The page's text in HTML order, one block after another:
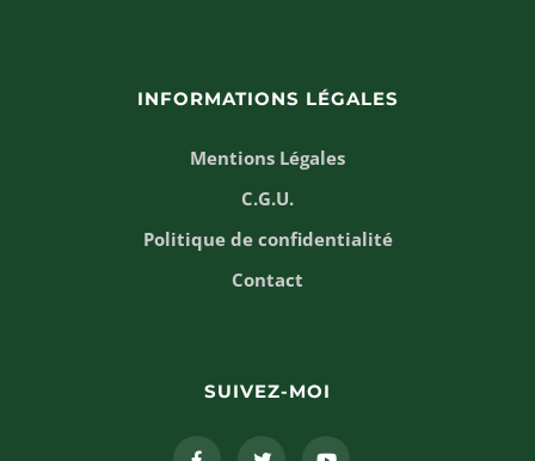
INFORMATIONS LÉGALES
Mentions Légales
C.G.U.
Politique de confidentialité
Contact
SUIVEZ-MOI